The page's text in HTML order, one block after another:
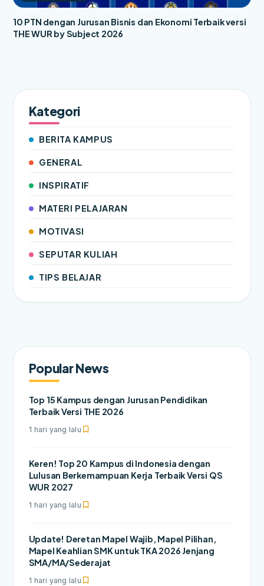
10 PTN dengan Jurusan Bisnis dan Ekonomi Terbaik versi
THE WUR by Subject 2026
Kategori
BERITA KAMPUS
GENERAL
INSPIRATIF
MATERI PELAJARAN
MOTIVASI
SEPUTAR KULIAH
TIPS BELAJAR
Popular News
Top 15 Kampus dengan Jurusan Pendidikan
Terbaik Versi THE 2026
1 hari yang lalu
Keren! Top 20 Kampus di Indonesia dengan
Lulusan Berkemampuan Kerja Terbaik Versi QS
WUR 2027
1 hari yang lalu
Update! Deretan Mapel Wajib, Mapel Pilihan,
Mapel Keahlian SMK untuk TKA 2026 Jenjang
SMA/MA/Sederajat
1 hari yang lalu